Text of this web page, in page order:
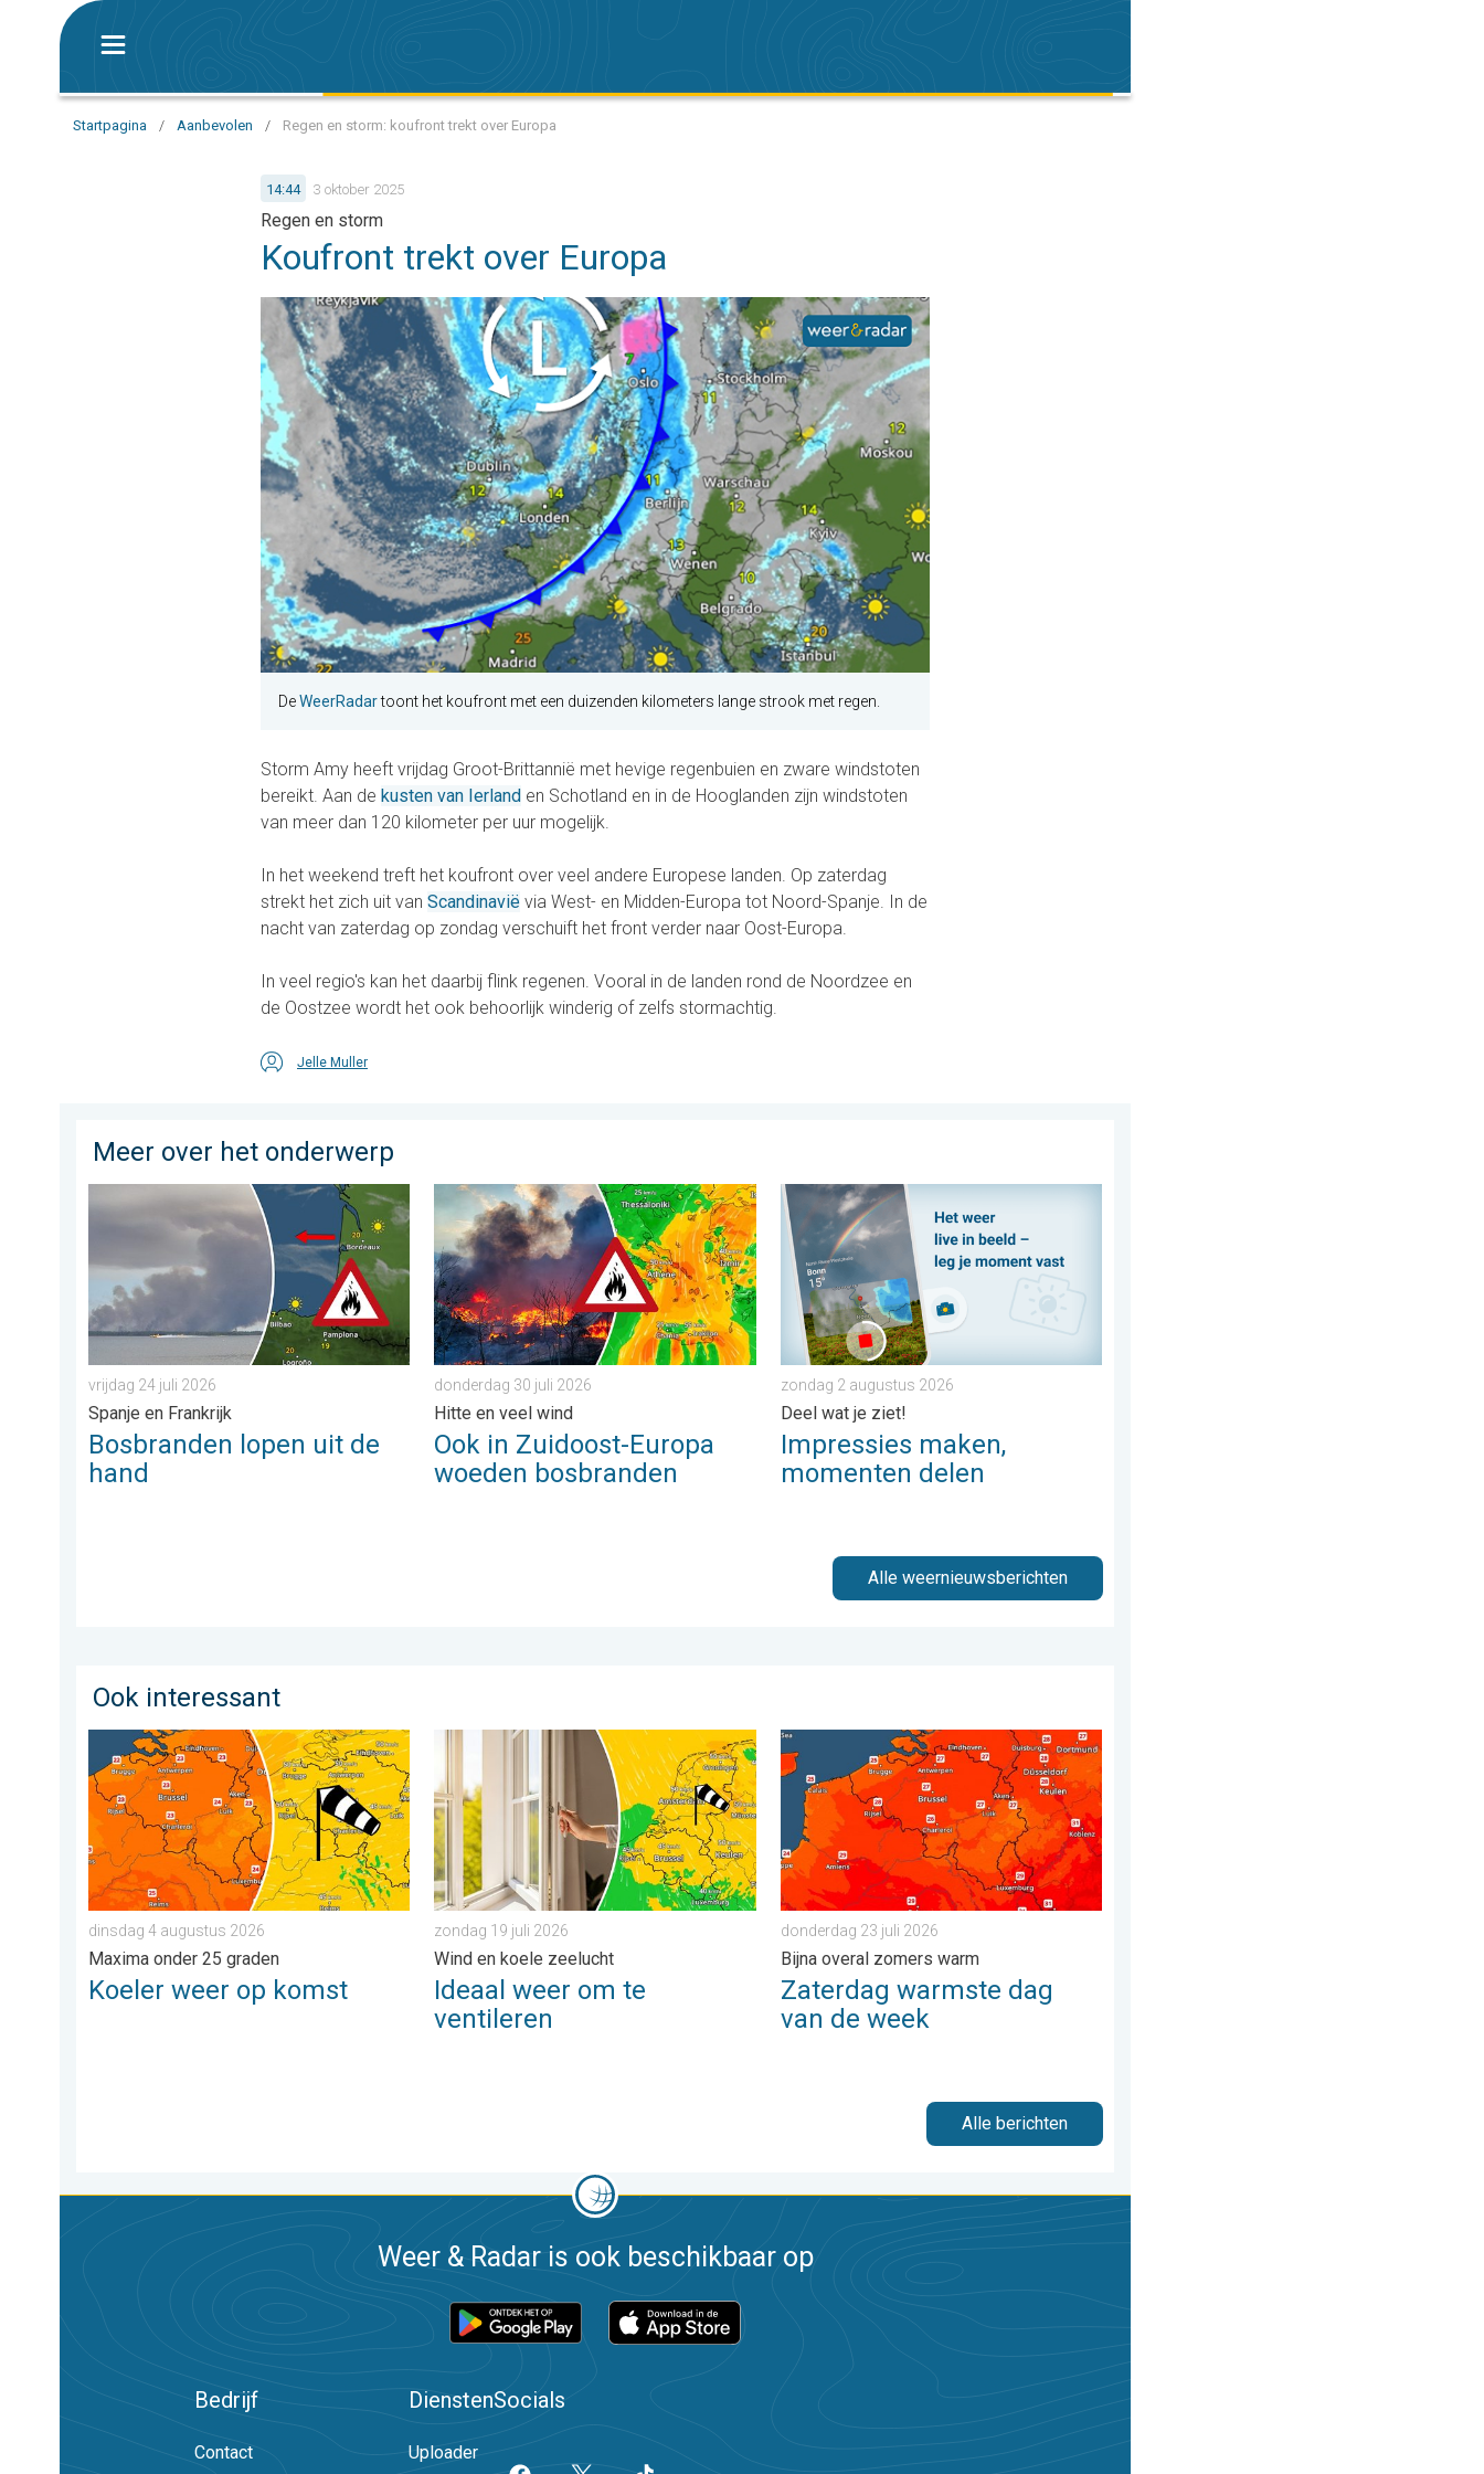
Startpagina / Aanbevolen / Regen en storm: koufront trekt over Europa
14:44 3 oktober 2025
Regen en storm
Koufront trekt over Europa
DeWeerRadartoont het koufront met een duizenden kilometers lange strook met regen.
Storm Amy heeft vrijdag Groot-Brittannië met hevige regenbuien en zware windstoten
bereikt. Aan de kusten van Ierland en Schotland en in de Hooglanden zijn windstoten
van meer dan 120 kilometer per uur mogelijk.
In het weekend treft het koufront over veel andere Europese landen. Op zaterdag
strekt het zich uit van Scandinavië via West- en Midden-Europa tot Noord-Spanje. In de
nacht van zaterdag op zondag verschuift het front verder naar Oost-Europa.
In veel regio's kan het daarbij flink regenen. Vooral in de landen rond de Noordzee en
de Oostzee wordt het ook behoorlijk winderig of zelfs stormachtig.
Jelle Muller
Meer over het onderwerp
Bosbranden lopen uit de hand. Spanje en Frankrijk. . . vrijdag 24 juli 2026
vrijdag 24 juli 2026
Spanje en Frankrijk
Bosbranden lopen uit de
hand
Ook in Zuidoost-Europa woeden bosbranden. Hitte en veel wind. . . donderdag 30 juli 2026
donderdag 30 juli 2026
Hitte en veel wind
Ook in Zuidoost-Europa
woeden bosbranden
Impressies maken, momenten delen. Deel wat je ziet!. . . zondag 2 augustus 2026
zondag 2 augustus 2026
Deel wat je ziet!
Impressies maken,
momenten delen
Alle weernieuwsberichten
Ook interessant
Koeler weer op komst. Maxima onder 25 graden. . . dinsdag 4 augustus 2026
dinsdag 4 augustus 2026
Maxima onder 25 graden
Koeler weer op komst
Ideaal weer om te ventileren. Wind en koele zeelucht. . . zondag 19 juli 2026
zondag 19 juli 2026
Wind en koele zeelucht
Ideaal weer om te
ventileren
Zaterdag warmste dag van de week. Bijna overal zomers warm. . . donderdag 23 juli 2026
donderdag 23 juli 2026
Bijna overal zomers warm
Zaterdag warmste dag
van de week
Alle berichten
Weer & Radar is ook beschikbaar op
Bedrijf
Contact
Diensten
Uploader
Socials